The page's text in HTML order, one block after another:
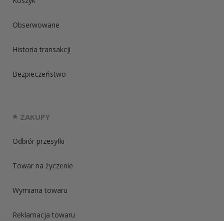
Obserwowane
Historia transakcji
Bezpieczeństwo
ZAKUPY
Odbiór przesyłki
Towar na życzenie
Wymiana towaru
Reklamacja towaru